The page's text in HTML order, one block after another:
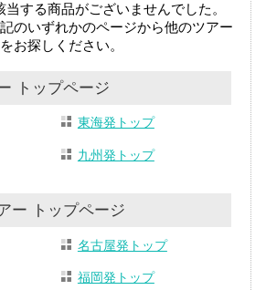
当する商品がございませんでした。
のいずれかのページから他のツアー
をお探しください。
トップページ
東海発トップ
九州発トップ
ー トップページ
名古屋発トップ
福岡発トップ